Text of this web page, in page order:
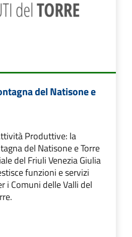
del Natisone e
Produttive: la
del Natisone e Torre
del Friuli Venezia Giulia
funzioni e servizi
i Comuni delle Valli del